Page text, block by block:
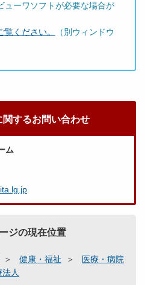
ューワソフトが必要な場合が
ください。
（別ウィンドウ
関するお問い合わせ
ム
ジの現在位置
健康・福祉
医療・病院
人